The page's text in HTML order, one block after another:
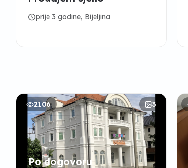
scheduleprije 3 godine, Bijeljina
2106 3
Po dogovoru